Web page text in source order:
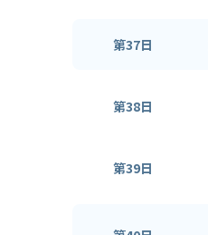
第37日
第38日
第39日